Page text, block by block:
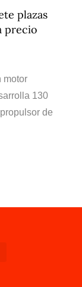
plazas
precio
motor
130
de